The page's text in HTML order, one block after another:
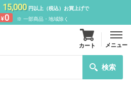
15,000円以上（税込）お買上げで
¥0 ※ 一部商品・地域除く
検索
カート メニュー